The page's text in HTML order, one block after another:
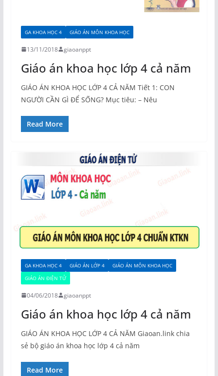
GA KHOA HỌC 4 GIÁO ÁN MÔN KHOA HỌC
13/11/2018 giaoanppt
Giáo án khoa học lớp 4 cả năm
GIÁO ÁN KHOA HỌC LỚP 4 CẢ NĂM Tiết 1: CON
NGƯỜI CẦN GÌ ĐỂ SỐNG? Mục tiêu: – Nêu
Read More
GA KHOA HỌC 4 GIÁO ÁN LỚP 4
GIÁO ÁN MÔN KHOA HỌC
GIÁO ÁN ĐIỆN TỬ
04/06/2018 giaoanppt
Giáo án khoa học lớp 4 cả năm
GIÁO ÁN KHOA HỌC LỚP 4 CẢ NĂM Giaoan.link chia
sẻ bộ giáo án khoa học lớp 4 cả năm
Read More